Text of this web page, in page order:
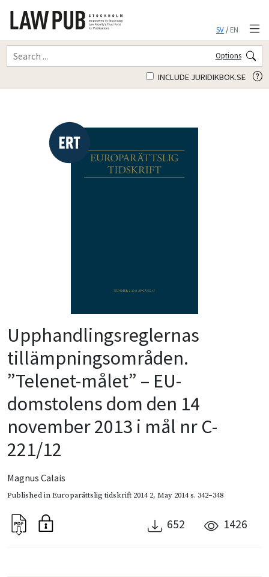
SV/EN
Options
INCLUDE JURIDIKBOK.SE
Upphandlingsreglernas
tillämpningsområden.
”Telenet-målet” – EU-
domstolens dom den 14
november 2013 i mål nr C-
221/12
Magnus Calais
Published inEuroparättslig tidskrift 2014 2, May 2014s. 342–348
652 1426